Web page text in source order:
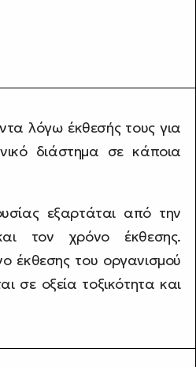
λόγω έκθεσής τους για
διάστημα σε κάποια
εξαρτάται από την
τον χρόνο έκθεσης.
έκθεσης του οργανισμού
σε οξεία τοξικότητα και